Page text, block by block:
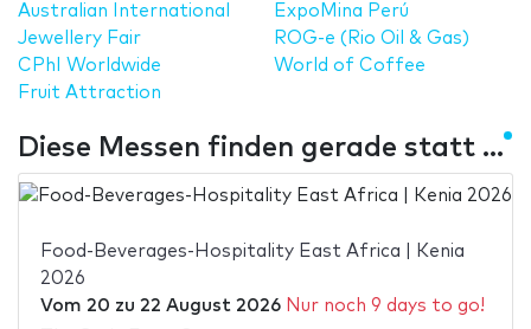
Australian International
Jewellery Fair
CPhI Worldwide
Fruit Attraction
ExpoMina Perú
ROG-e (Rio Oil & Gas)
World of Coffee
Diese Messen finden gerade statt ...
Food-Beverages-Hospitality East Africa | Kenia
2026
Vom 20 zu 22 August 2026 Nur noch 9 days to go!